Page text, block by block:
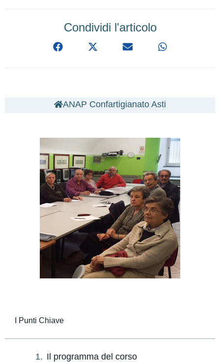
Condividi l'articolo
ANAP Confartigianato Asti
I Punti Chiave
Il programma del corso